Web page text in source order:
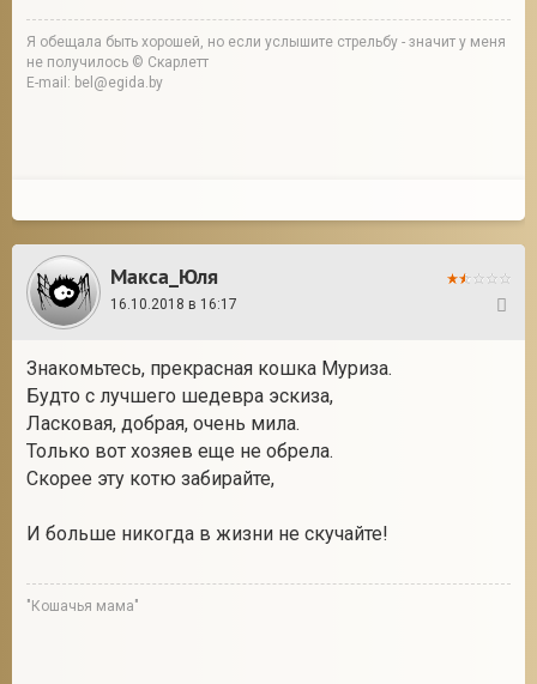
Я обещала быть хорошей, но если услышите стрельбу - значит у меня
не получилось © Скарлетт
E-mail: bel@egida.by
Макса_Юля
16.10.2018 в 16:17
Знакомьтесь, прекрасная кошка Муриза.
Будто с лучшего шедевра эскиза,
Ласковая, добрая, очень мила.
Только вот хозяев еще не обрела.
Скорее эту котю забирайте,
И больше никогда в жизни не скучайте!
"Кошачья мама"